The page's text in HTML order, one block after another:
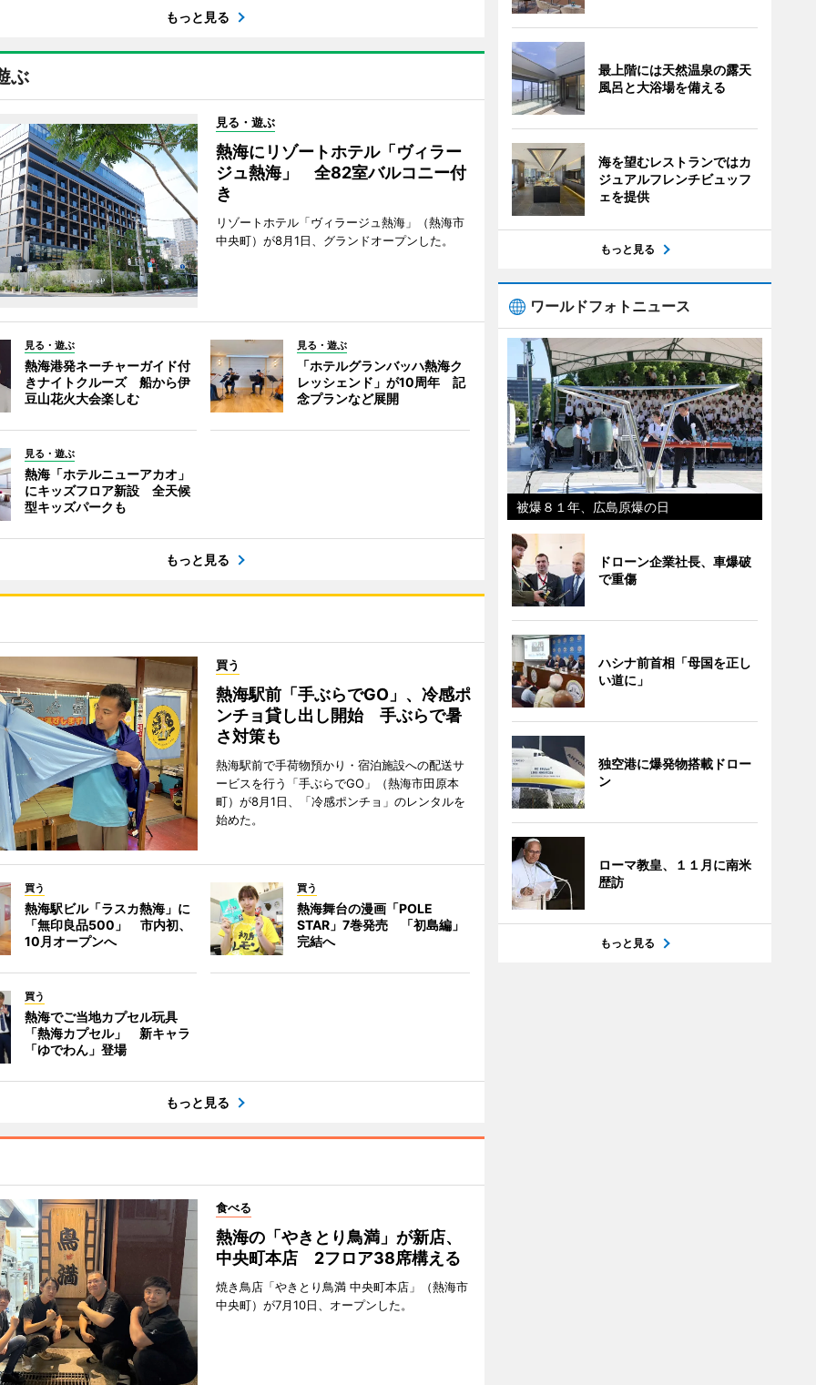
もっと見る
ぶ
見る・遊ぶ
熱海にリゾートホテル「ヴィラー
ジュ熱海」 全82室バルコニー付
き
リゾートホテル「ヴィラージュ熱海」（熱海市
中央町）が8月1日、グランドオープンした。
見る・遊ぶ
熱海港発ネーチャーガイド付
きナイトクルーズ 船から伊
豆山花火大会楽しむ
見る・遊ぶ
「ホテルグランバッハ熱海ク
レッシェンド」が10周年 記
念プランなど展開
見る・遊ぶ
熱海「ホテルニューアカオ」
にキッズフロア新設 全天候
型キッズパークも
もっと見る
買う
熱海駅前「手ぶらでGO」、冷感ポ
ンチョ貸し出し開始 手ぶらで暑
さ対策も
熱海駅前で手荷物預かり・宿泊施設への配送サ
ービスを行う「手ぶらでGO」（熱海市田原本
町）が8月1日、「冷感ポンチョ」のレンタルを
始めた。
買う
熱海駅ビル「ラスカ熱海」に
「無印良品500」 市内初、
10月オープンへ
買う
熱海舞台の漫画「POLE
STAR」7巻発売 「初島編」
完結へ
買う
熱海でご当地カプセル玩具
「熱海カプセル」 新キャラ
「ゆでわん」登場
もっと見る
食べる
熱海の「やきとり鳥満」が新店、
中央町本店 2フロア38席構える
焼き鳥店「やきとり鳥満 中央町本店」（熱海市
中央町）が7月10日、オープンした。
最上階には天然温泉の露天
風呂と大浴場を備える
海を望むレストランではカ
ジュアルフレンチビュッフ
ェを提供
もっと見る
ワールドフォトニュース
被爆８１年、広島原爆の日
ドローン企業社長、車爆破
で重傷
ハシナ前首相「母国を正し
い道に」
独空港に爆発物搭載ドロー
ン
ローマ教皇、１１月に南米
歴訪
もっと見る